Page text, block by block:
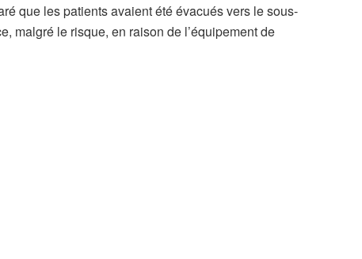
que les patients avaient été évacués vers le sous-
malgré le risque, en raison de l’équipement de